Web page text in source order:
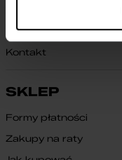
B2B
Kontakt
SKLEP
Formy płatności
Zakupy na raty